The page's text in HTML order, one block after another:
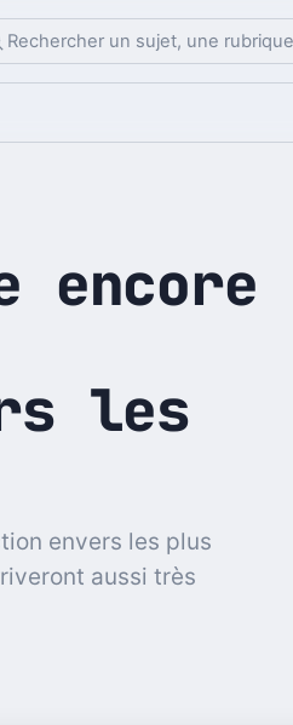
encore
les
envers les plus
aussi très